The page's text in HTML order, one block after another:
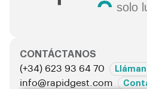
solo
CONTÁCTANOS
(+34) 623 93 64 70
info@rapidgest.com